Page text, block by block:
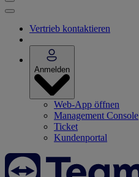
Vertrieb kontaktieren
Anmelden
Web-App öffnen
Management Console
Ticket
Kundenportal